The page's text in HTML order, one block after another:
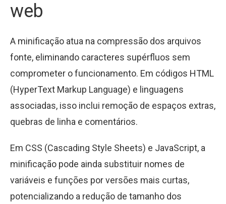
web
A minificação atua na compressão dos arquivos
fonte, eliminando caracteres supérfluos sem
comprometer o funcionamento. Em códigos HTML
(HyperText Markup Language) e linguagens
associadas, isso inclui remoção de espaços extras,
quebras de linha e comentários.
Em CSS (Cascading Style Sheets) e JavaScript, a
minificação pode ainda substituir nomes de
variáveis e funções por versões mais curtas,
potencializando a redução de tamanho dos